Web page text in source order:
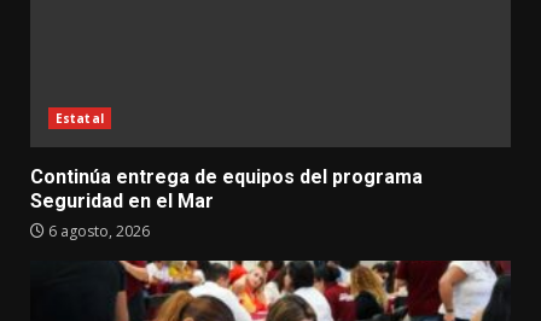
Estatal
Continúa entrega de equipos del programa
Seguridad en el Mar
6 agosto, 2026